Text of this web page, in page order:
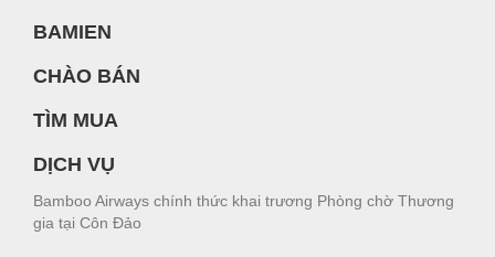
BAMIEN
CHÀO BÁN
TÌM MUA
DỊCH VỤ
Bamboo Airways chính thức khai trương Phòng chờ Thương
gia tại Côn Đảo